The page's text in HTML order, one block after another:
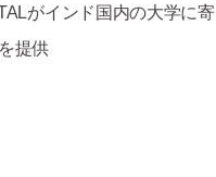
がインド国内の大学に寄
提供